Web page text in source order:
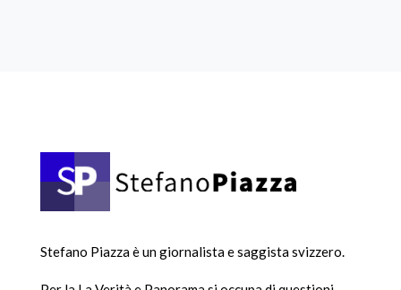
Stefano Piazza è un giornalista e saggista svizzero.